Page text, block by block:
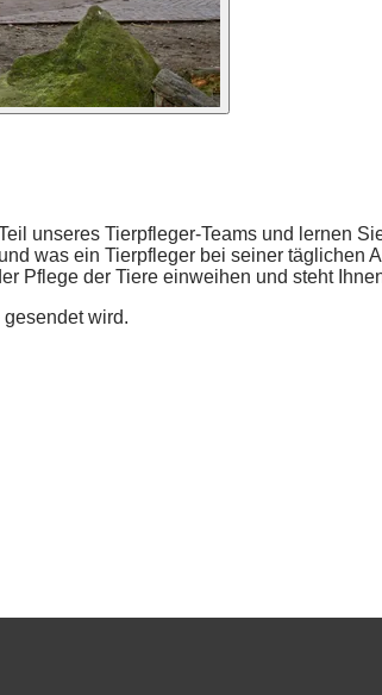
unseres Tierpfleger-Teams und lernen
was ein Tierpfleger bei seiner täglichen
Pflege der Tiere einweihen und steht
wird.